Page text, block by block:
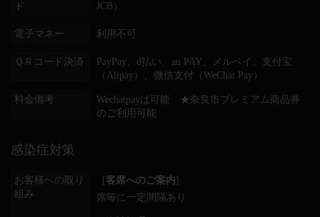
ド
JCB）
電子マネー 利用不可
ＱＲコード決済
PayPay、d払い、au PAY、メルペイ、支付宝
（Alipay）、微信支付（WeChat Pay）
料金備考
Wechatpayは可能 ★奈良市プレミアム商品券
のご利用可能
感染症対策
お客様への取り
組み
[客席へのご案内]
席毎に一定間隔あり